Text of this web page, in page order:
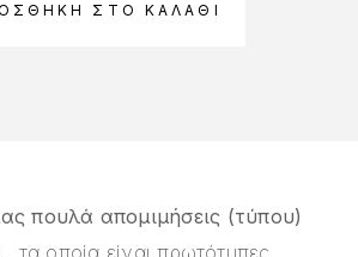
ΣΤΟ ΚΑΛΆΘΙ
πουλά απομιμήσεις (τύπου)
, τα οποία είναι πρωτότυπες